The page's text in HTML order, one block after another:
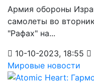
Армия обороны
самолеты во
"Рафах" на...
10-10-2023, 18:55
Мировые новости